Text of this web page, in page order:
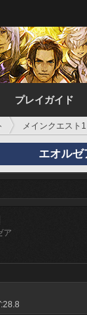
プレイガイド
メインクエスト
エオルゼ
ア